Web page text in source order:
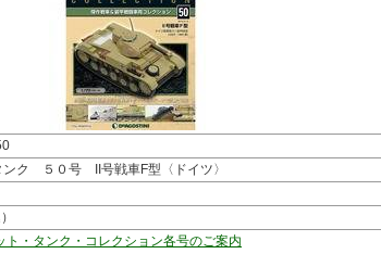
ク ５０号 II号戦車F型〈ドイツ〉
ト・タンク・コレクション各号のご案内